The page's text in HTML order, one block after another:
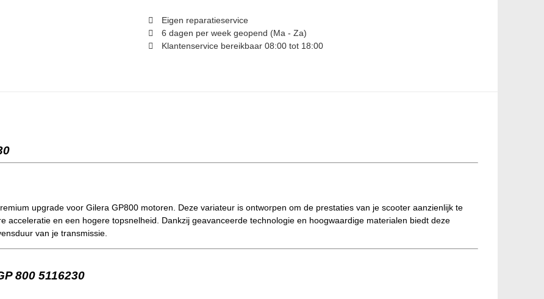
Eigen reparatieservice
6 dagen per week geopend (Ma - Za)
Klantenservice bereikbaar 08:00 tot 18:00
upgrade voor Gilera GP800 motoren. Deze variateur is ontworpen om de prestaties van je scooter aanzienlijk te
acceleratie en een hogere topsnelheid. Dankzij geavanceerde technologie en hoogwaardige materialen biedt deze
van je transmissie.
800 5116230